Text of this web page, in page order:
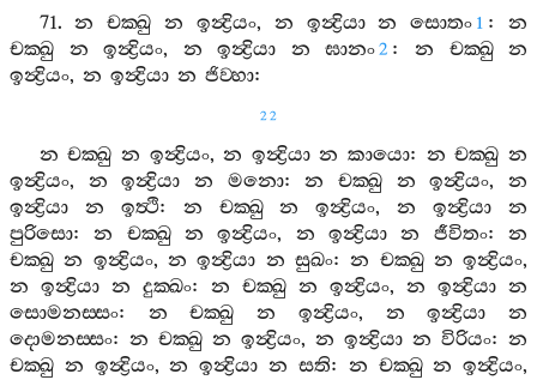
71.න චක‍්ඛු න ඉන්‍ද්‍රියං, න ඉන්‍ද්‍රියා න සොතං 1 :න
චක‍්ඛු
න ඉන්‍ද්‍රියං, න ඉන්‍ද්‍රියා න ඝානං2 : න චක‍්ඛු
න
ඉන්‍ද්‍රියං, න ඉන්‍ද්‍රියා න ජිව‍්හා:
22
න චක‍්ඛු න ඉන්‍ද්‍රියං,න ඉන්‍ද්‍රියා න කායො: න චක‍්ඛු න
ඉන්‍ද්‍රියං, න ඉන්‍ද්‍රියා න මනො:න චක‍්ඛු න ඉන්‍ද්‍රියං,න
ඉන්‍ද්‍රියා
න ඉත්‍ථි: න චක‍්ඛු න ඉන්‍ද්‍රියං,න ඉන්‍ද්‍රියා
න
පුරිසො:න චක‍්ඛු න ඉන්‍ද්‍රියං, න ඉන්‍ද්‍රියා න ජීවිතං:න
චක‍්ඛු න ඉන්‍ද්‍රියං, න ඉන්‍ද්‍රියා න සුඛං:න චක‍්ඛු න ඉන්‍ද්‍රියං,
න ඉන්‍ද්‍රියා න දුක‍්ඛං: න චක‍්ඛු න ඉන්‍ද්‍රියං, න ඉන්‍ද්‍රියා න
සොමනස‍්සං: න චක‍්ඛු න ඉන්‍ද්‍රියං, න ඉන්‍ද්‍රියා
න
දොමනස‍්සං: න චක‍්ඛු න ඉන්‍ද්‍රියං, න ඉන්‍ද්‍රියා න විරියං: න
චක‍්ඛු න ඉන්‍ද්‍රියං,න ඉන්‍ද්‍රියා න සති: න චක‍්ඛු න ඉන්‍ද්‍රියං,